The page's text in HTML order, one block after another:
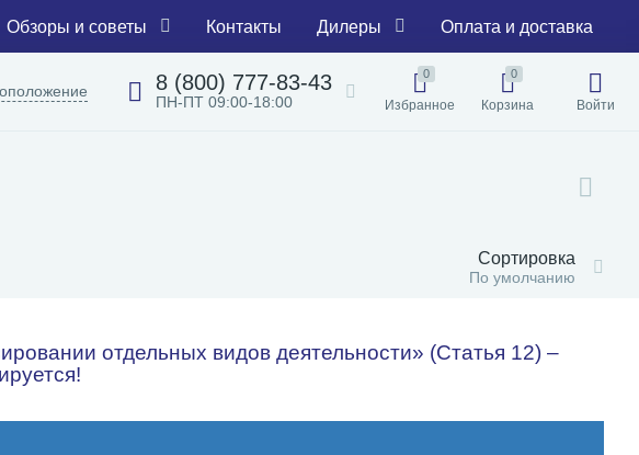
Обзоры и советы Контакты Дилеры Оплата и доставка
8 (800) 777-83-43
ПН-ПТ 09:00-18:00
0
Избранное
0
Корзина Войти
Сортировка
По умолчанию
отдельных видов деятельности» (Статья 12) –